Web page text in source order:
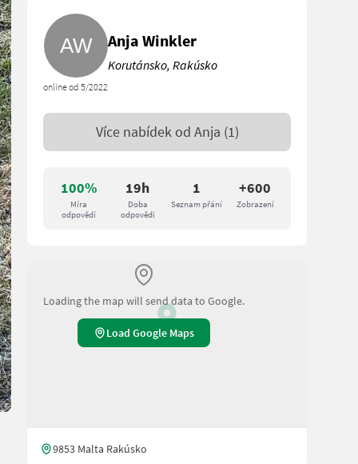
100%
Míra
odpovědí
19h
Doba
odpovědi
1
Seznam přání
+600
Zobrazení
online od 5/2022
Anja Winkler
Korutánsko, Rakúsko
Více nabídek od Anja (1)
Loading the map will send data to Google.
Load Google Maps
9853 Malta Rakúsko